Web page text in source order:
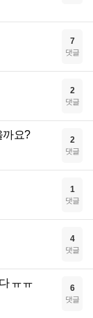
7
댓글
2
댓글
까요? 2
댓글
1
댓글
4
댓글
ㅠㅠ 6
댓글